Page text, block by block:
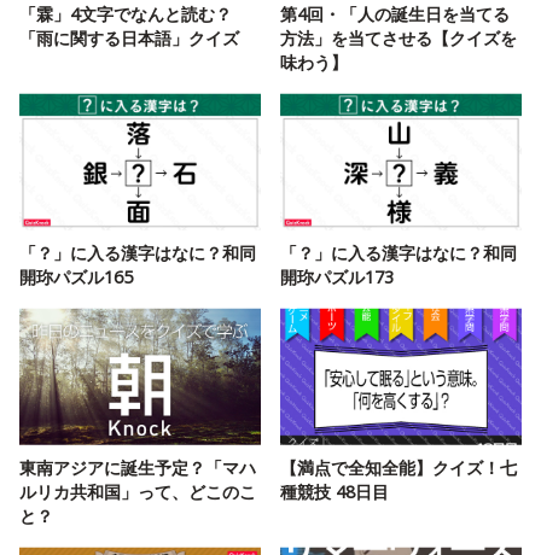
「霖」4文字でなんと読む？
「雨に関する日本語」クイズ
第4回・「人の誕生日を当てる
方法」を当てさせる【クイズを
味わう】
「？」に入る漢字はなに？和同
開珎パズル165
「？」に入る漢字はなに？和同
開珎パズル173
東南アジアに誕生予定？「マハ
ルリカ共和国」って、どこのこ
と？
【満点で全知全能】クイズ！七
種競技 48日目